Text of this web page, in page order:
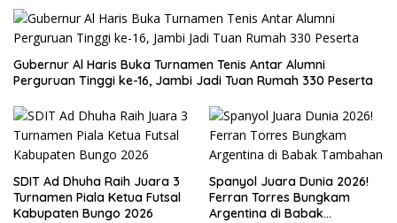
Gubernur Al Haris Buka Turnamen Tenis Antar Alumni
Perguruan Tinggi ke-16, Jambi Jadi Tuan Rumah 330 Peserta
SDIT Ad Dhuha Raih Juara 3
Turnamen Piala Ketua Futsal
Kabupaten Bungo 2026
Spanyol Juara Dunia 2026!
Ferran Torres Bungkam
Argentina di Babak